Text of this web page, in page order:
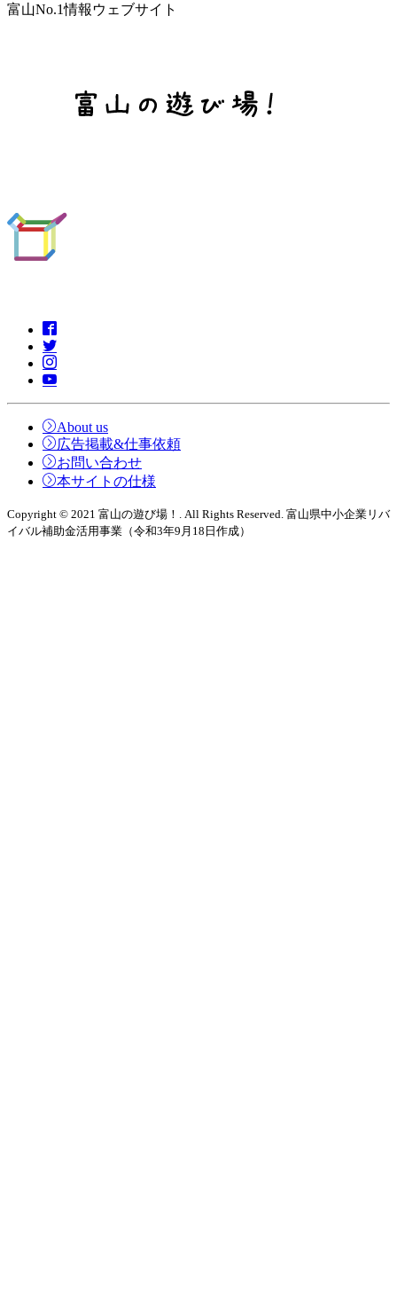
富山No.1情報ウェブサイト
About us
広告掲載&仕事依頼
お問い合わせ
本サイトの仕様
Copyright © 2021 富山の遊び場！. All Rights Reserved. 富山県中小企業リバ
イバル補助金活用事業（令和3年9月18日作成）